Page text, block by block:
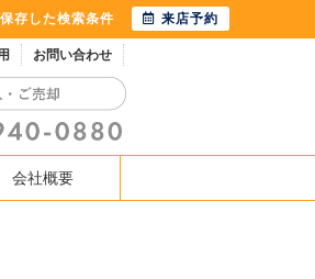
お問い合わせ
会社概要
保存した検索条件 来店予約